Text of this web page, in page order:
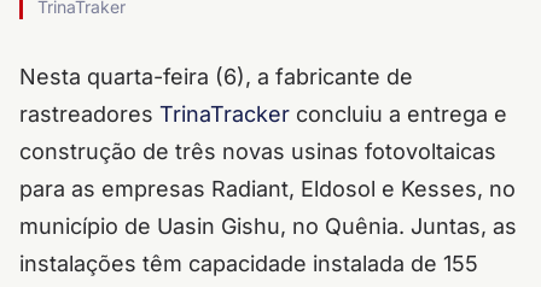
TrinaTraker
Nesta quarta-feira (6), a fabricante de
rastreadores TrinaTracker concluiu a entrega e
construção de três novas usinas fotovoltaicas
para as empresas Radiant, Eldosol e Kesses, no
município de Uasin Gishu, no Quênia. Juntas, as
instalações têm capacidade instalada de 155